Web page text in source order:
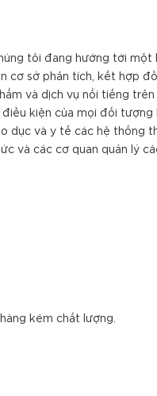
tôi đang hướng tới một
sở phân tích, kết hợp
và dịch vụ nổi tiếng
kiện của mọi đối tượng
dục và y tế các hệ thống
và các cơ quan quản lý
kém chất lượng.